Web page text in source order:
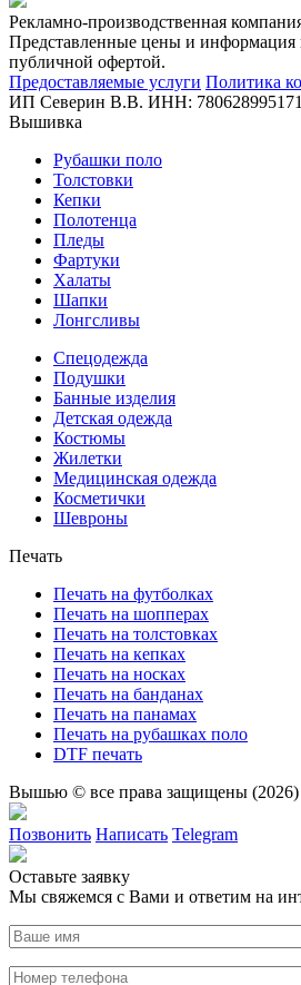
Рекламно-производственная
Представленные цены и информация
публичной офертой.
Предоставляемые услуги Политика
ИП Северин В.В. ИНН: 780628995171
Вышивка
Рубашки поло
Толстовки
Кепки
Полотенца
Пледы
Фартуки
Халаты
Шапки
Лонгсливы
Спецодежда
Подушки
Банные изделия
Детская одежда
Костюмы
Жилетки
Медицинская одежда
Косметички
Шевроны
Печать
Печать на футболках
Печать на шопперах
Печать на толстовках
Печать на кепках
Печать на носках
Печать на банданах
Печать на панамах
Печать на рубашках поло
DTF печать
Вышью © все права защищены (2026)
Позвонить Написать Telegram
Оставьте заявку
Мы свяжемся с Вами и ответим на